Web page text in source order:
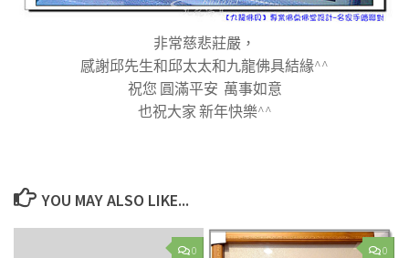
非常慈悲莊嚴，
感謝邱先生和邱太太和九龍佛具結緣^^
祝您 圓滿平安 萬事如意
也祝大家 新年快樂^^
YOU MAY ALSO LIKE...
0 0